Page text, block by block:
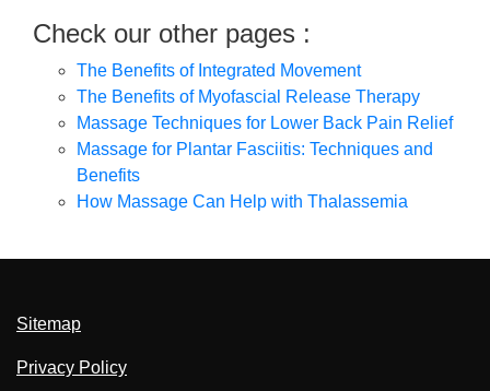
Check our other pages :
The Benefits of Integrated Movement
The Benefits of Myofascial Release Therapy
Massage Techniques for Lower Back Pain Relief
Massage for Plantar Fasciitis: Techniques and
Benefits
How Massage Can Help with Thalassemia
Sitemap
Privacy Policy